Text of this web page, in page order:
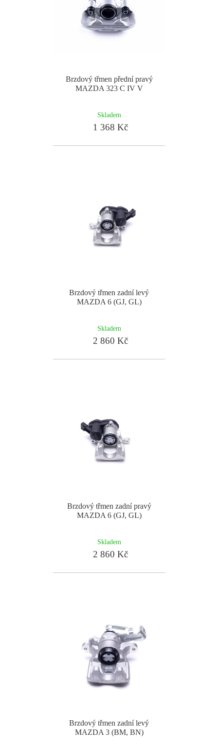
Brzdový třmen přední pravý
MAZDA 323 C IV V
Skladem
1 368 Kč
Brzdový třmen zadní levý
MAZDA 6 (GJ, GL)
Skladem
2 860 Kč
Brzdový třmen zadní pravý
MAZDA 6 (GJ, GL)
Skladem
2 860 Kč
Brzdový třmen zadní levý
MAZDA 3 (BM, BN)